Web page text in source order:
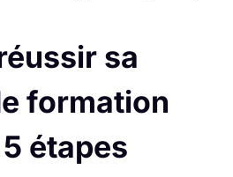
sa
formation
étapes